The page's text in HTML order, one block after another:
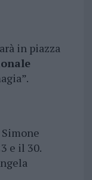
in piazza
e il 30.